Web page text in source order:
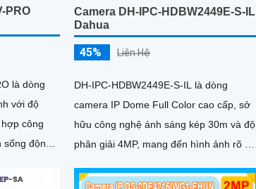
PRO
là dòng
với độ
công
sống động
xác người
Camera DH-IPC-HDBW2449E-S-IL
Dahua
45% Liên Hệ
DH-IPC-HDBW2449E-S-IL là dòng
camera IP Dome Full Color cao cấp, sở
hữu công nghệ ánh sáng kép 30m và độ
phân giải 4MP, mang đến hình ảnh rõ nét
được tích hợp micro ghi âm cùng tính